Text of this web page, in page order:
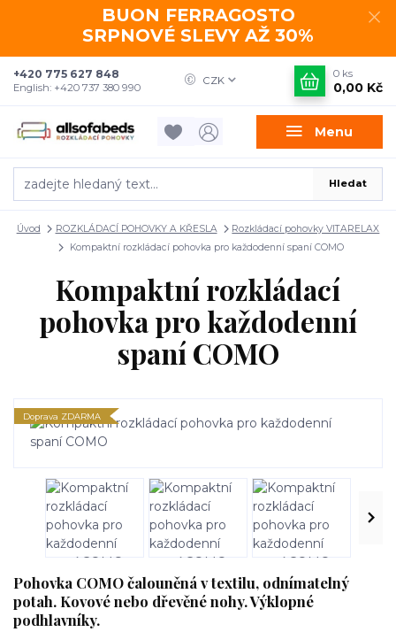
BUON FERRAGOSTO
SRPNOVÉ SLEVY AŽ 30%
Menu
CZK
Hledat
+420 775 627 848
English: +420 737 380 990
0 ks
0,00 Kč
Úvod ROZKLÁDACÍ POHOVKY A KŘESLA
Rozkládací pohovky VITARELAX
Kompaktní rozkládací pohovka pro každodenní spaní COMO
Kompaktní rozkládací
pohovka pro každodenní
spaní COMO
Doprava ZDARMA
Pohovka COMO čalouněná v textilu, odnímatelný
potah. Kovové nebo dřevěné nohy. Výklopné
podhlavníky.